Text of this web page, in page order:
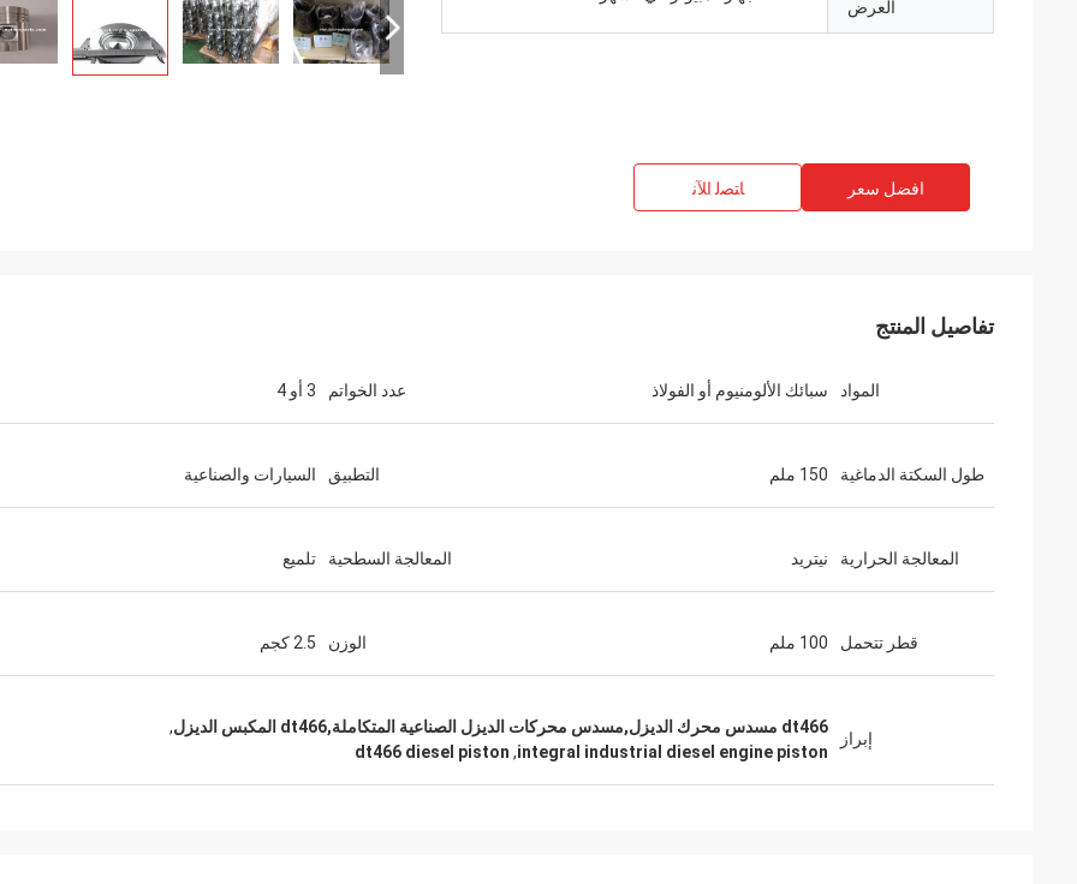
العرض
افضل سعر ﺎﺘﺼﻟ ﺍﻶﻧ
تفاصيل المنتج
المواد سبائك الألومنيوم أو الفولاذ عدد الخواتم 3 أو 4
طول السكتة الدماغية 150 ملم التطبيق السيارات والصناعية
المعالجة الحرارية نيتريد المعالجة السطحية تلميع
قطر تتحمل 100 ملم الوزن 2.5 كجم
إبراز
dt466 مسدس محرك الديزل,مسدس محركات الديزل الصناعية المتكاملة,dt466 المكبس الديزل
,
integral industrial diesel engine piston
,
dt466 diesel piston